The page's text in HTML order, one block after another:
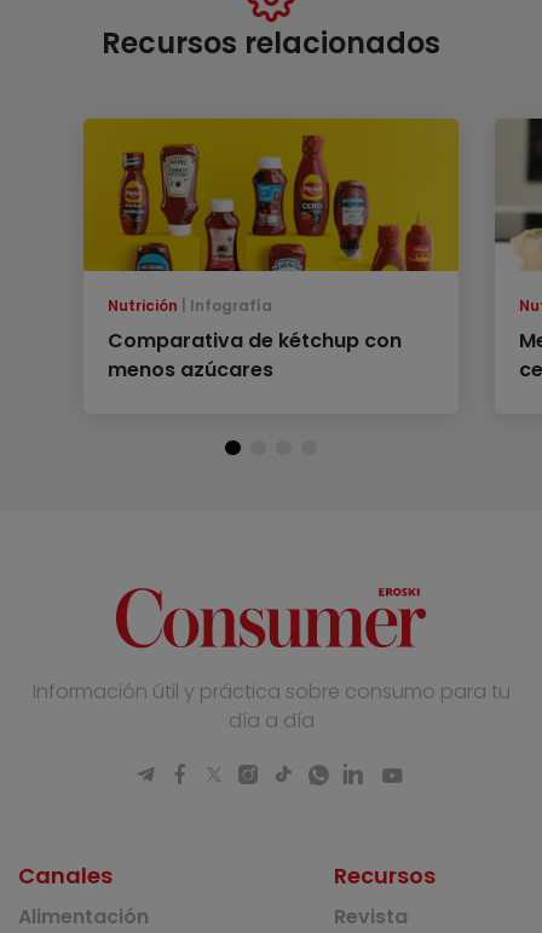
Recursos relacionados
Nutrición Infografía
Comparativa de kétchup con
menos azúcares
Información útil y práctica sobre consumo para tu
día a día
Canales
Alimentación
Recursos
Revista